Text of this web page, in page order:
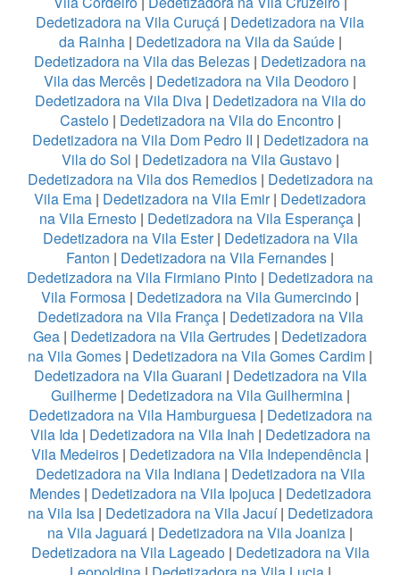
Dedetizadora na Vila Curuçá | Dedetizadora na Vila
da Rainha | Dedetizadora na Vila da Saúde|
Dedetizadora na Vila das Belezas | Dedetizadora na
Vila das Mercês | Dedetizadora na Vila Deodoro |
Dedetizadora na Vila Diva| Dedetizadora na Vila do
Castelo| Dedetizadora na Vila do Encontro|
Dedetizadora na Vila Dom Pedro II | Dedetizadora na
Vila do Sol | Dedetizadora na Vila Gustavo|
Dedetizadora na Vila dos Remedios| Dedetizadora na
Vila Ema | Dedetizadora na Vila Emir| Dedetizadora
na Vila Ernesto | Dedetizadora na Vila Esperança |
Dedetizadora na Vila Ester| Dedetizadora na Vila
Fanton | Dedetizadora na Vila Fernandes |
Dedetizadora na Vila Firmiano Pinto | Dedetizadora na
Vila Formosa | Dedetizadora na Vila Gumercindo |
Dedetizadora na Vila França| Dedetizadora na Vila
Gea | Dedetizadora na Vila Gertrudes | Dedetizadora
na Vila Gomes | Dedetizadora na Vila Gomes Cardim |
Dedetizadora na Vila Guarani | Dedetizadora na Vila
Guilherme| Dedetizadora na Vila Guilhermina|
Dedetizadora na Vila Hamburguesa| Dedetizadora na
Vila Ida| Dedetizadora na Vila Inah | Dedetizadora na
Vila Medeiros | Dedetizadora na Vila Independência |
Dedetizadora na Vila Indiana| Dedetizadora na Vila
Mendes| Dedetizadora na Vila Ipojuca| Dedetizadora
na Vila Isa| Dedetizadora na Vila Jacuí| Dedetizadora
na Vila Jaguará | Dedetizadora na Vila Joaniza |
Dedetizadora na Vila Lageado| Dedetizadora na Vila